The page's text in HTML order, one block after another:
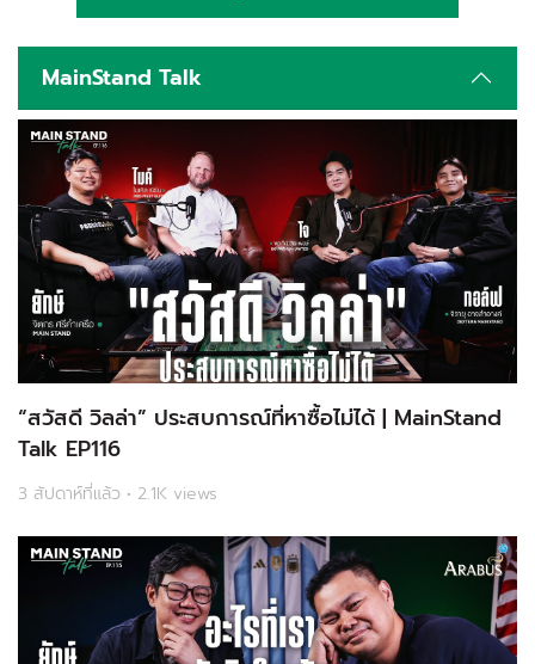
MainStand Talk
“สวัสดี วิลล่า” ประสบการณ์ที่หาซื้อไม่ได้ | MainStand
Talk EP116
3 สัปดาห์ที่แล้ว • 2.1K views